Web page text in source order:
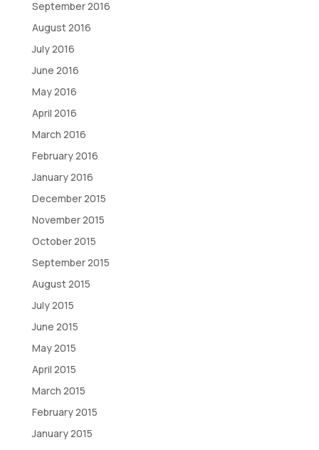
September 2016
August 2016
July 2016
June 2016
May 2016
April 2016
March 2016
February 2016
January 2016
December 2015
November 2015
October 2015
September 2015
August 2015
July 2015
June 2015
May 2015
April 2015
March 2015
February 2015
January 2015